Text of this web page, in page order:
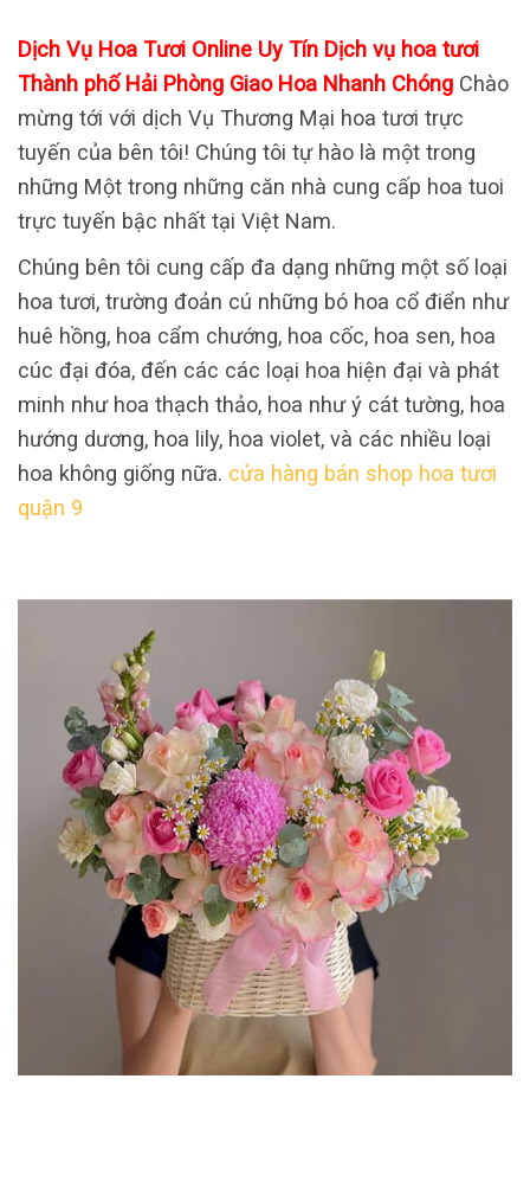
Dịch Vụ Hoa Tươi Online Uy Tín Dịch vụ hoa tươi
Thành phố Hải Phòng Giao Hoa Nhanh Chóng Chào
mừng tới với dịch Vụ Thương Mại hoa tươi trực
tuyến của bên tôi! Chúng tôi tự hào là một trong
những Một trong những căn nhà cung cấp hoa tuoi
trực tuyến bậc nhất tại Việt Nam.
Chúng bên tôi cung cấp đa dạng những một số loại
hoa tươi, trường đoản cú những bó hoa cổ điển như
huê hồng, hoa cẩm chướng, hoa cốc, hoa sen, hoa
cúc đại đóa, đến các các loại hoa hiện đại và phát
minh như hoa thạch thảo, hoa như ý cát tường, hoa
hướng dương, hoa lily, hoa violet, và các nhiều loại
hoa không giống nữa. cửa hàng bán shop hoa tươi
quận 9